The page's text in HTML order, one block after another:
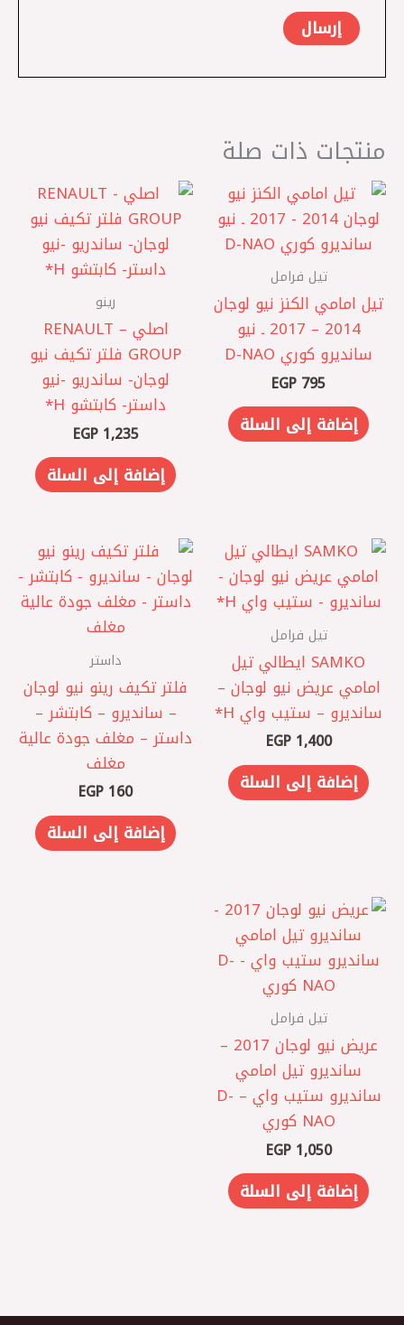
منتجات ذات صلة
تيل فرامل
تيل امامي الكنز نيو لوجان
2014 – 2017 ـ نيو
سانديرو كوري D-NAO
EGP 795
إضافة إلى السلة
رينو
اصلي – RENAULT
GROUP فلتر تكيف نيو
لوجان- ساندريو -نيو
داستر- كابتشو H*
EGP1,235
إضافة إلى السلة
تيل فرامل
SAMKO ايطالي تيل
امامي عريض نيو لوجان –
سانديرو – ستيب واي H*
EGP1,400
إضافة إلى السلة
داستر
فلتر تكيف رينو نيو لوجان
– سانديرو – كابتشر –
داستر – مغلف جودة عالية
مغلف
EGP 160
إضافة إلى السلة
تيل فرامل
عريض نيو لوجان 2017 –
سانديرو ‎تيل امامي
سانديرو ستيب واي – D-
NAO كوري
EGP1,050
إضافة إلى السلة